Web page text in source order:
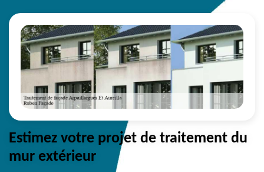
Estimez votre projet de traitement du
mur extérieur